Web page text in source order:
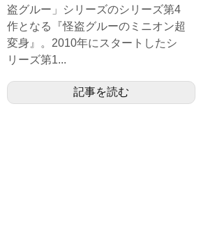
盗グルー」シリーズのシリーズ第4
作となる『怪盗グルーのミニオン超
変身』。2010年にスタートしたシ
リーズ第1...
記事を読む